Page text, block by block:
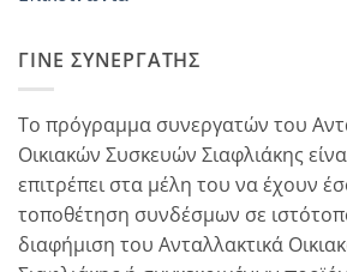
ΓΊΝΕ ΣΥΝΕΡΓΆΤΗΣ
Το πρόγραμμα συνεργατών του
Οικιακών Συσκευών Σιαφλιάκης
επιτρέπει στα μέλη του να έχουν
τοποθέτηση συνδέσμων σε
διαφήμιση του Ανταλλακτικά